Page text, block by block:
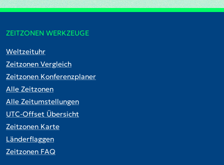
ZEITZONEN WERKZEUGE
Weltzeituhr
Zeitzonen Vergleich
Zeitzonen Konferenzplaner
Alle Zeitzonen
Alle Zeitumstellungen
UTC-Offset Übersicht
Zeitzonen Karte
Länderflaggen
Zeitzonen FAQ